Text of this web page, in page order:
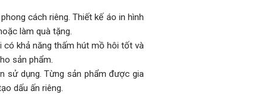
cách riêng. Thiết kế áo in hình
làm quà tặng.
có khả năng thấm hút mồ hôi tốt và
sản phẩm.
sử dụng. Từng sản phẩm được gia
dấu ấn riêng.